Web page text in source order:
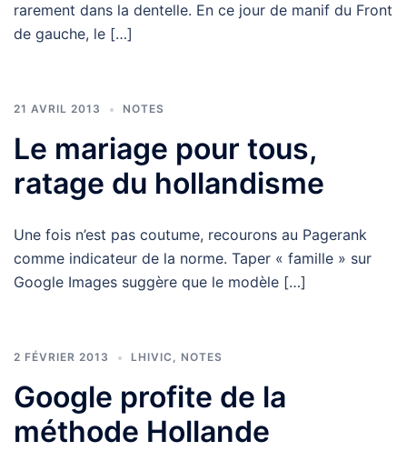
rarement dans la dentelle. En ce jour de manif du Front
de gauche, le […]
21 AVRIL 2013 NOTES
Le mariage pour tous,
ratage du hollandisme
Une fois n’est pas coutume, recourons au Pagerank
comme indicateur de la norme. Taper « famille » sur
Google Images suggère que le modèle […]
2 FÉVRIER 2013 LHIVIC , NOTES
Google profite de la
méthode Hollande